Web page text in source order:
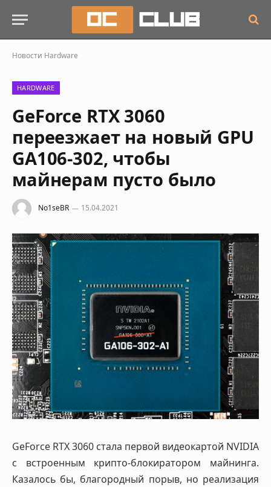
Новости Hardware
HARDWARE
GeForce RTX 3060
переезжает на новый GPU
GA106-302, чтобы
майнерам пусто было
No1seBR 15.04.2021
GeForce RTX 3060 стала первой видеокартой NVIDIA
с встроенным крипто-блокиратором майнинга.
Казалось бы, благородный порыв, но реализация